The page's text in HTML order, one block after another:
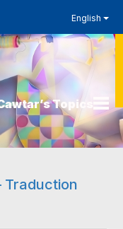
English
Topics
Traduction